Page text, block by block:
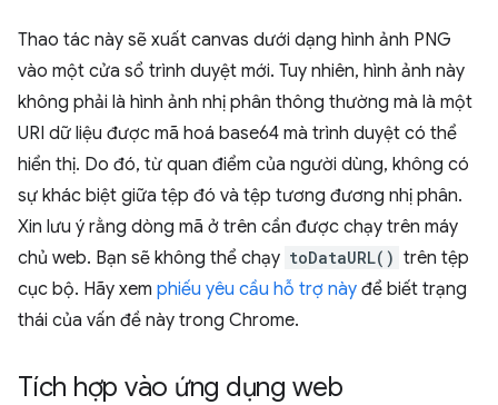
Thao tác này sẽ xuất canvas dưới dạng hình ảnh PNG
vào một cửa sổ trình duyệt mới. Tuy nhiên, hình ảnh này
không phải là hình ảnh nhị phân thông thường mà là một
URI dữ liệu được mã hoá base64 mà trình duyệt có thể
hiển thị. Do đó, từ quan điểm của người dùng, không có
sự khác biệt giữa tệp đó và tệp tương đương nhị phân.
Xin lưu ý rằng dòng mã ở trên cần được chạy trên máy
chủ web. Bạn sẽ không thể chạy toDataURL() trên tệp
cục bộ. Hãy xem phiếu yêu cầu hỗ trợ này để biết trạng
thái của vấn đề này trong Chrome.
Tích hợp vào ứng dụng web